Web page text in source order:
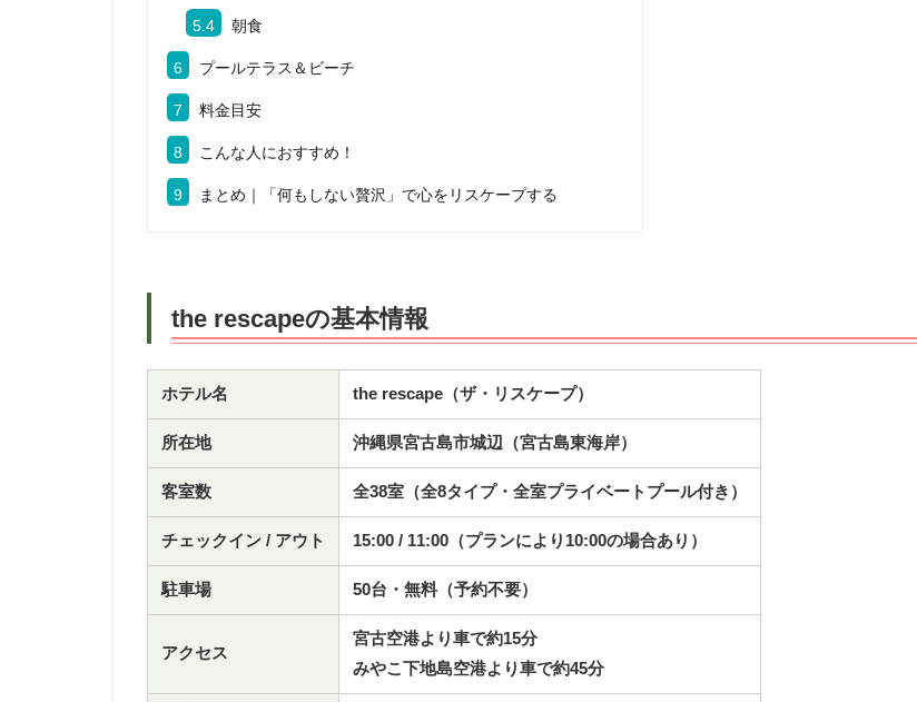
5.4 朝食
6 プールテラス＆ビーチ
7 料金目安
8 こんな人におすすめ！
9 まとめ｜「何もしない贅沢」で心をリスケープする
the rescapeの基本情報
ホテル名 the rescape（ザ・リスケープ）
所在地 沖縄県宮古島市城辺（宮古島東海岸）
客室数 全38室（全8タイプ・全室プライベートプール付き）
チェックイン / アウト 15:00 / 11:00（プランにより10:00の場合あり）
駐車場 50台・無料（予約不要）
アクセス
宮古空港より車で約15分
みやこ下地島空港より車で約45分